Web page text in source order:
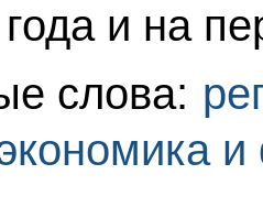
и на
слова: